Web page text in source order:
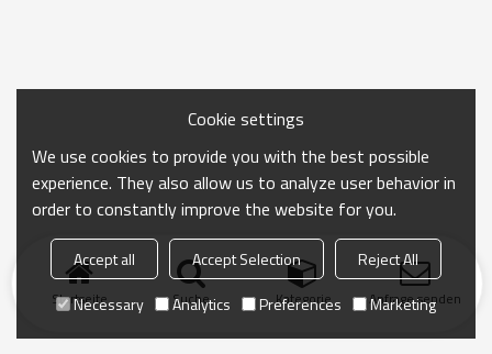
Startseite Suche Kategorie Anfrage senden
Cookie settings
We use cookies to provide you with the best possible
experience. They also allow us to analyze user behavior in
order to constantly improve the website for you.
Accept all Accept Selection
Reject All
Necessary
Analytics Preferences Marketing